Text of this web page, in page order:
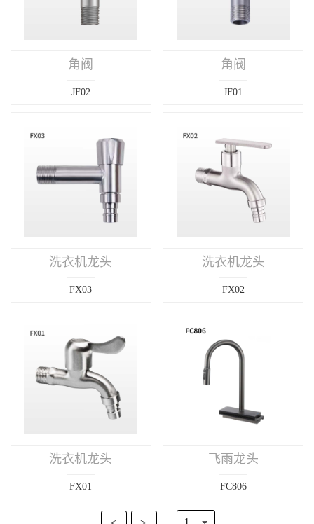
角阀
JF02
角阀
JF01
洗衣机龙头
FX03
洗衣机龙头
FX02
洗衣机龙头
FX01
飞雨龙头
FC806